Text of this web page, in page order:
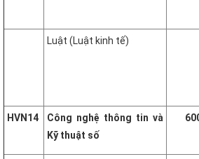
Luật (Luật kinh tế)
HVN14
Công nghệ thông tin và
Kỹ thuật số